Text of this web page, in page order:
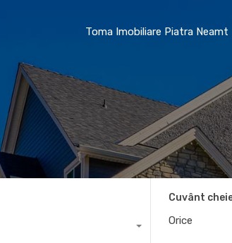
Toma Imobiliare Piatra Neamt
Cuvânt